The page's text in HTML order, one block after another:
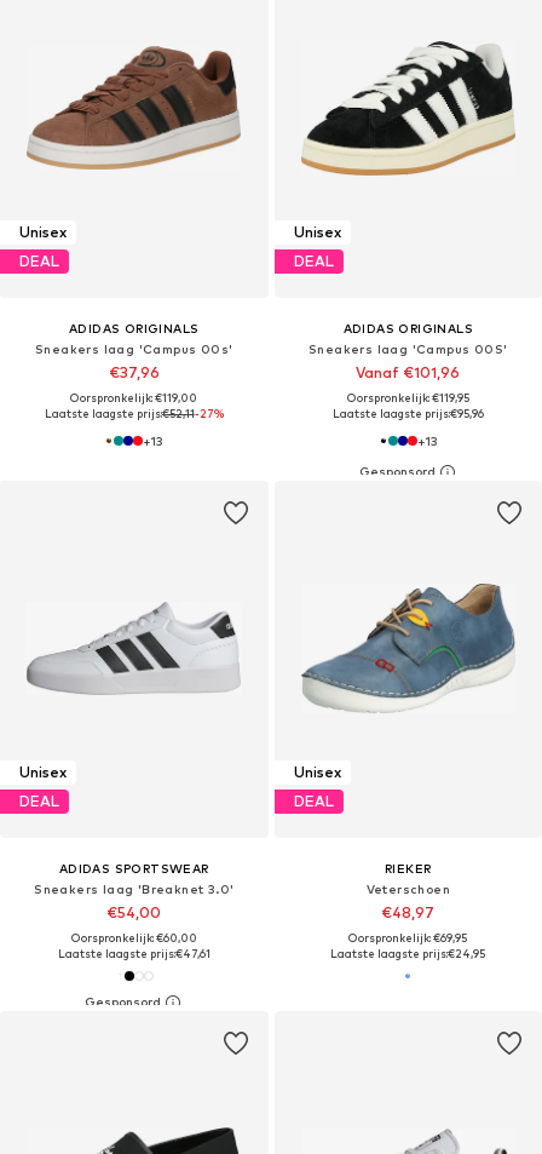
Unisex
DEAL
ADIDAS ORIGINALS
Sneakers laag 'Campus 00s'
€37,96
Oorspronkelijk: €119,00
Laatste laagste prijs:€52,11-27%
+13
Unisex
DEAL
ADIDAS ORIGINALS
Sneakers laag 'Campus 00S'
Vanaf €101,96
Oorspronkelijk: €119,95
Laatste laagste prijs:€95,96
+13
Unisex
DEAL
ADIDAS SPORTSWEAR
Sneakers laag 'Breaknet 3.0'
€54,00
Oorspronkelijk: €60,00
Laatste laagste prijs:€47,61
Unisex
DEAL
RIEKER
Veterschoen
€48,97
Oorspronkelijk: €69,95
Laatste laagste prijs:€24,95